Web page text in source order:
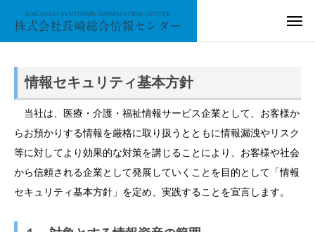
情報セキュリティ基本方針
当社は、医療・介護・福祉情報サービス企業として、お客様か
らお預かりする情報を厳格に取り扱うとともに情報漏洩やリスク
等に対してより効果的な対策を講じることにより、お客様や社会
から信頼される企業として発展していくことを目的として「情報
セキュリティ基本方針」を定め、実践することを宣言します。